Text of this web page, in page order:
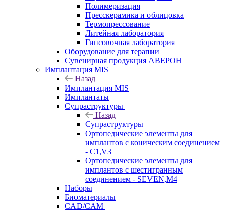
Полимеризация
Пресскерамика и облицовка
Термопрессование
Литейная лаборатория
Гипсовочная лаборатория
Оборудование для терапии
Сувенирная продукция АВЕРОН
Имплантация MIS
Назад
Имплантация MIS
Имплантаты
Супраструктуры
Назад
Супраструктуры
Ортопедические элементы для
имплантов с коническим соединением
- C1,V3
Ортопедические элементы для
имплантов с шестигранным
соединением - SEVEN,M4
Наборы
Биоматериалы
CAD/CAM